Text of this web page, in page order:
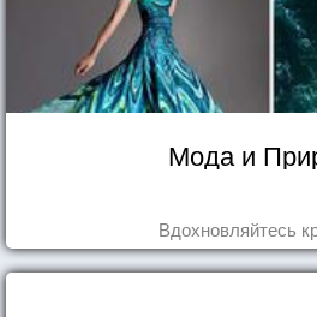
Мода и
Вдохновляйтесь